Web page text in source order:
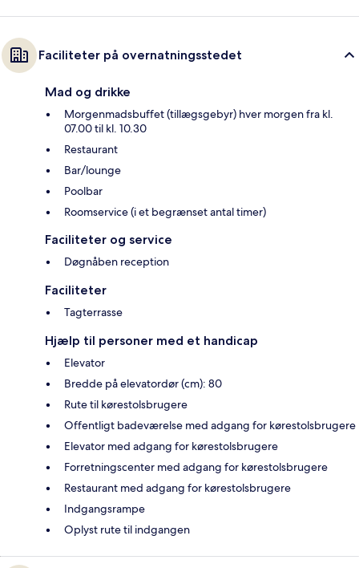
Faciliteter på overnatningsstedet
Mad og drikke
Morgenmadsbuffet (tillægsgebyr) hver morgen fra kl.
07.00 til kl. 10.30
Restaurant
Bar/lounge
Poolbar
Roomservice (i et begrænset antal timer)
Faciliteter og service
Døgnåben reception
Faciliteter
Tagterrasse
Hjælp til personer med et handicap
Elevator
Bredde på elevatordør (cm): 80
Rute til kørestolsbrugere
Offentligt badeværelse med adgang for kørestolsbrugere
Elevator med adgang for kørestolsbrugere
Forretningscenter med adgang for kørestolsbrugere
Restaurant med adgang for kørestolsbrugere
Indgangsrampe
Oplyst rute til indgangen